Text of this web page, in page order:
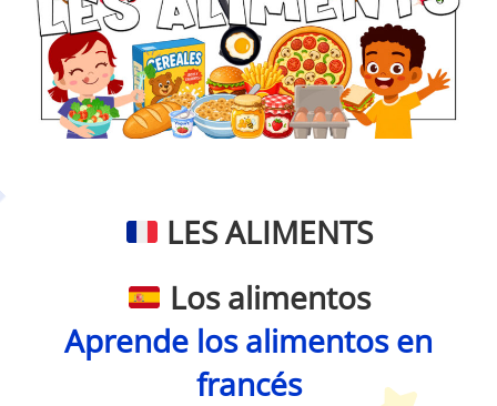
LES ALIMENTS
Los alimentos
Aprende los alimentos en
francés